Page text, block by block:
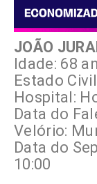
JOÃO
Idade: 68
Estado
Hospital:
Data do
Velório:
Data do
10:00